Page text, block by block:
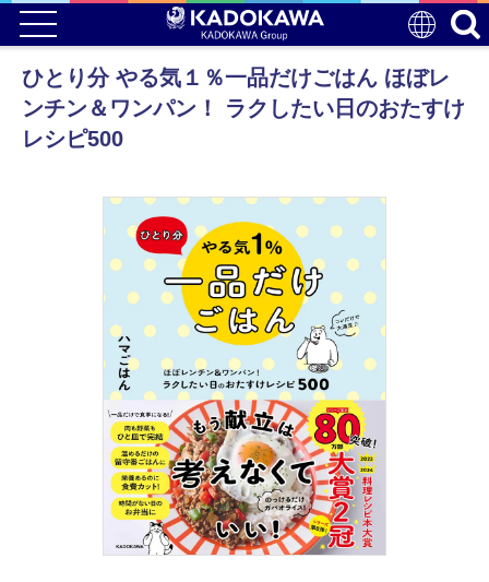
ひとり分 やる気１％一品だけごはん ほぼレ
ンチン＆ワンパン！ ラクしたい日のおたすけ
レシピ500